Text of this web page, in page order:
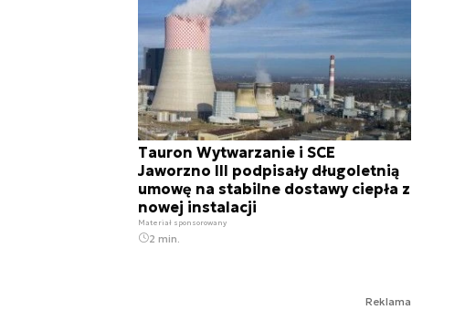
Tauron Wytwarzanie i SCE
Jaworzno III podpisały długoletnią
umowę na stabilne dostawy ciepła z
nowej instalacji
Materiał sponsorowany
2 min.
Reklama